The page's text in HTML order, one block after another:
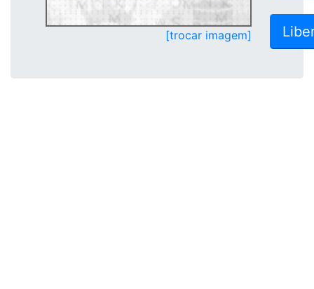
[trocar imagem]